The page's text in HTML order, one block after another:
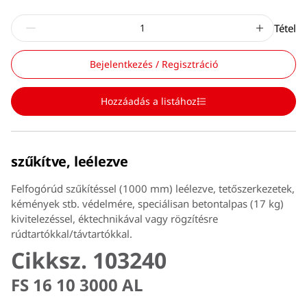
Tétel
Bejelentkezés / Regisztráció
Hozzáadás a listához
szűkítve, leélezve
Felfogórúd szűkítéssel (1000 mm) leélezve, tetőszerkezetek,
kémények stb. védelmére, speciálisan betontalpas (17 kg)
kivitelezéssel, éktechnikával vagy rögzítésre
rúdtartókkal/távtartókkal.
Cikksz. 103240
FS 16 10 3000 AL